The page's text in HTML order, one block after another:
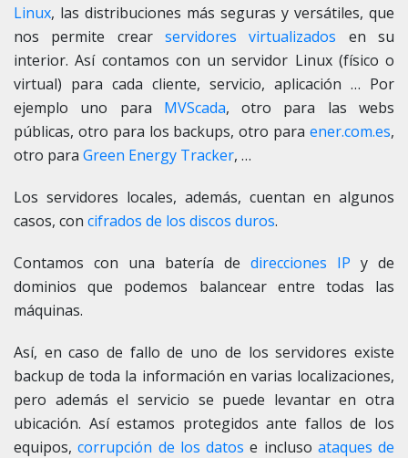
Linux, las distribuciones más seguras y versátiles, que
nos permite crearservidores virtualizados en su
interior. Así contamos con un servidor Linux (físico o
virtual) para cada cliente, servicio, aplicación … Por
ejemplo uno para MVScada, otro para las webs
públicas, otro para los backups, otro para ener.com.es,
otro para Green Energy Tracker, …
Los servidores locales, además, cuentan en algunos
casos, con cifrados de los discos duros.
Contamos con una batería de direcciones IP y de
dominios que podemos balancear entre todas las
máquinas.
Así, en caso de fallo de uno de los servidores existe
backup de toda la información en varias localizaciones,
pero además el servicio se puede levantar en otra
ubicación. Así estamos protegidos ante fallos de los
equipos,corrupción de los datos e incluso ataques de